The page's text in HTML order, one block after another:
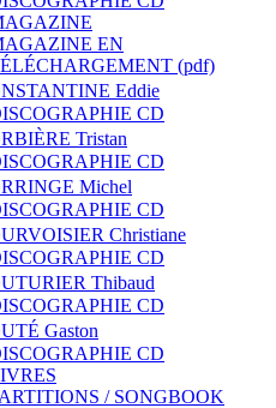
EN
(pdf)
Eddie
CD
Tristan
CD
Michel
CD
Christiane
CD
Thibaud
CD
Gaston
CD
/ SONGBOOK